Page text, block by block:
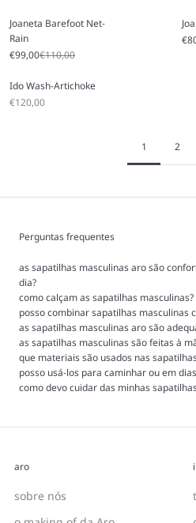
Joaneta Barefoot Net-
Rain
Preço promocional
€99,00Preço normal
€110,00
Ido Wash-Artichoke
Preço promocional
€120,00
1 2
Perguntas frequentes
as sapatilhas masculinas aro são
dia?
como calçam as sapatilhas masculinas?
posso combinar sapatilhas masculinas
as sapatilhas masculinas aro são
as sapatilhas masculinas são feitas à
que materiais são usados nas
posso usá-los para caminhar ou em
como devo cuidar das minhas
aro
sobre nós